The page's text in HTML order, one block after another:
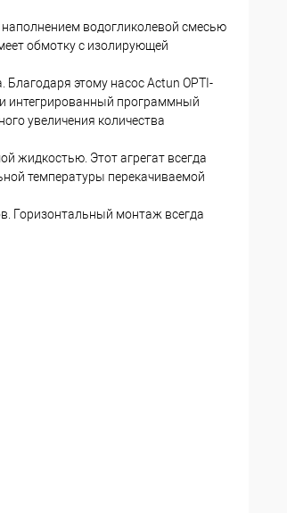
водогликолевой смесью
обмотку с изолирующей
этому насос Actun OPTI-
интегрированный программный
увеличения количества
жидкостью. Этот агрегат всегда
температуры перекачиваемой
Горизонтальный монтаж всегда